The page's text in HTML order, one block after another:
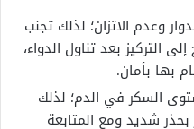
وعدم الاتزان؛ لذلك تجنب
التركيز بعد تناول الدواء،
بها بأمان.
السكر في الدم؛ لذلك
شديد ومع المتابعة